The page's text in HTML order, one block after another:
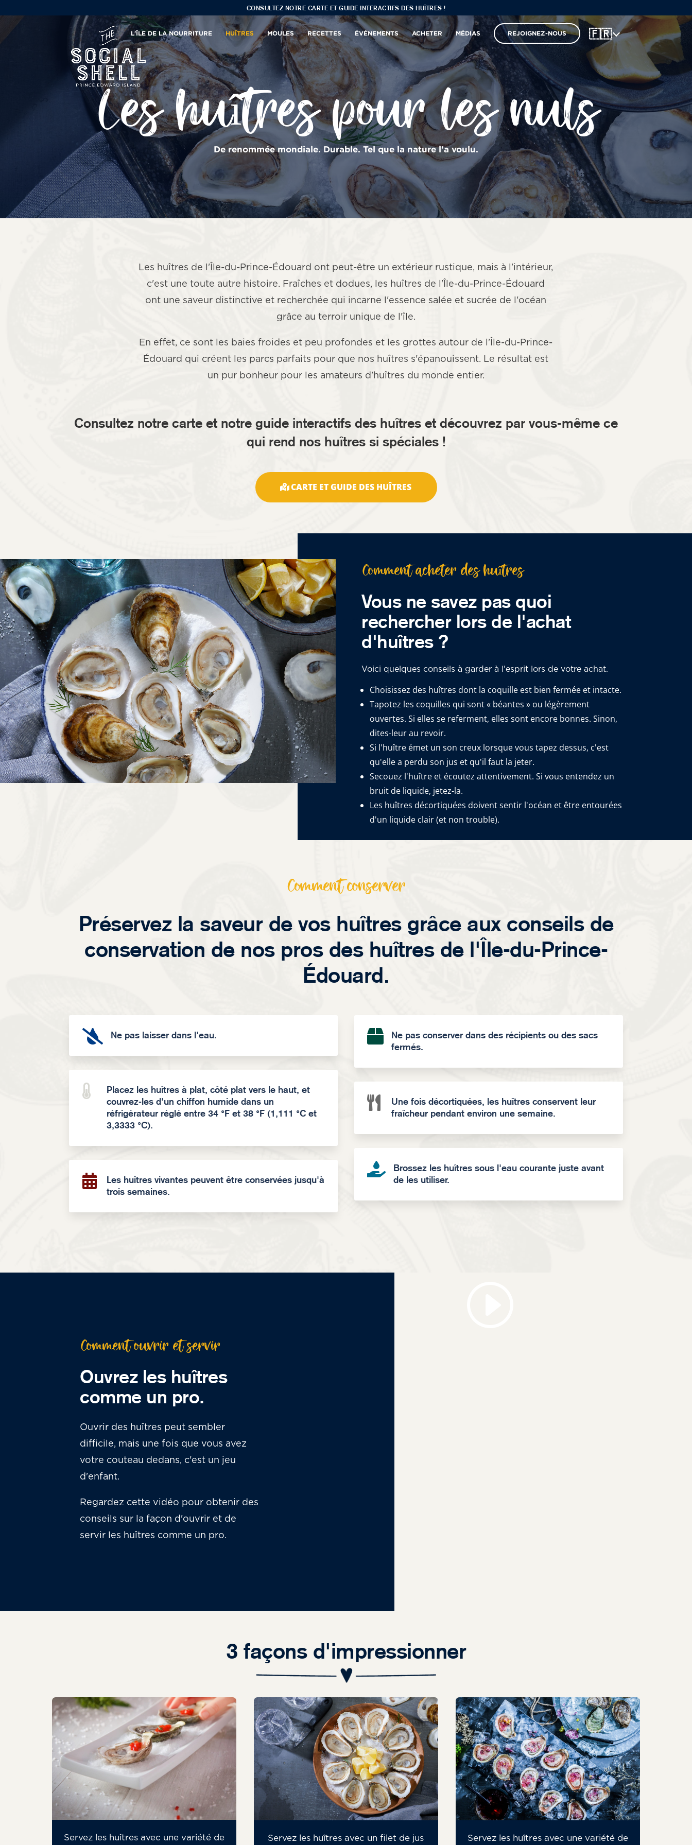
CONSULTEZ NOTRE CARTE ET GUIDE INTERACTIFS DES HUÎTRES !
L'ÎLE DE LA NOURRITURE HUÎTRES MOULES RECETTES ÉVÉNEMENTS ACHETER MÉDIAS REJOIGNEZ-NOUS 🇫🇷
Les huîtres pour les nuls
De renommée mondiale. Durable. Tel que la nature l'a voulu.
Les huîtres de l'Île-du-Prince-Édouard ont peut-être un extérieur rustique, mais à l'intérieur,
c'est une toute autre histoire. Fraîches et dodues, les huîtres de l'Île-du-Prince-Édouard
ont une saveur distinctive et recherchée qui incarne l'essence salée et sucrée de l'océan
grâce au terroir unique de l'île.
En effet, ce sont les baies froides et peu profondes et les grottes autour de l'Île-du-Prince-
Édouard qui créent les parcs parfaits pour que nos huîtres s'épanouissent. Le résultat est
un pur bonheur pour les amateurs d'huîtres du monde entier.
Consultez notre carte et notre guide interactifs des huîtres et découvrez par vous-même ce
qui rend nos huîtres si spéciales !
CARTE ET GUIDE DES HUÎTRES
Comment acheter des huîtres
Vous ne savez pas quoi
rechercher lors de l'achat
d'huîtres ?
Voici quelques conseils à garder à l'esprit lors de votre achat.
Choisissez des huîtres dont la coquille est bien fermée et intacte.
Tapotez les coquilles qui sont « béantes » ou légèrement
ouvertes. Si elles se referment, elles sont encore bonnes. Sinon,
dites-leur au revoir.
Si l'huître émet un son creux lorsque vous tapez dessus, c'est
qu'elle a perdu son jus et qu'il faut la jeter.
Secouez l'huître et écoutez attentivement. Si vous entendez un
bruit de liquide, jetez-la.
Les huîtres décortiquées doivent sentir l'océan et être entourées
d'un liquide clair (et non trouble).
Comment conserver
Préservez la saveur de vos huîtres grâce aux conseils de
conservation de nos pros des huîtres de l'Île-du-Prince-
Édouard.
 Ne pas laisser dans l'eau.

Placez les huîtres à plat, côté plat vers le haut, et
couvrez-les d'un chiffon humide dans un
réfrigérateur réglé entre 34 °F et 38 °F (1,111 °C et
3,3333 °C).

Les huîtres vivantes peuvent être conservées jusqu'à
trois semaines.

Ne pas conserver dans des récipients ou des sacs
fermés.

Une fois décortiquées, les huîtres conservent leur
fraîcheur pendant environ une semaine.

Brossez les huîtres sous l'eau courante juste avant
de les utiliser.
Comment ouvrir et servir
Ouvrez les huîtres
comme un pro.
Ouvrir des huîtres peut sembler
difficile, mais une fois que vous avez
votre couteau dedans, c'est un jeu
d'enfant.
Regardez cette vidéo pour obtenir des
conseils sur la façon d'ouvrir et de
servir les huîtres comme un pro.
3 façons d'impressionner
Servez les huîtres avec une variété de Servez les huîtres avec un filet de jus Servez les huîtres avec une variété de